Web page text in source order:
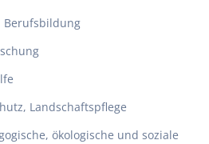
Berufsbildung
Landschaftspflege
ökologische und soziale